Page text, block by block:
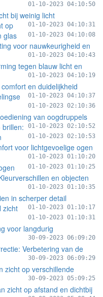
01-10-2023 04:10:50
bij weinig licht
01-10-2023 04:10:31
op
glas
01-10-2023 04:10:08
voor nauwkeurigheid en
01-10-2023 04:10:43
tegen blauw licht en
01-10-2023 04:10:19
en duidelijkheid
01-10-2023 04:10:37
01-10-2023 02:10:36
van oogdruppels
01-10-2023 02:10:52
brillen:
01-10-2023 02:10:53
voor lichtgevoelige ogen
01-10-2023 01:10:20
01-10-2023 01:10:25
en objecten
01-10-2023 01:10:35
in scherper detail
01-10-2023 01:10:17
zicht
01-10-2023 01:10:31
voor langdurig
30-09-2023 06:09:20
Verbetering van de
30-09-2023 06:09:29
zicht op verschillende
30-09-2023 05:09:25
zicht op afstand en dichtbij